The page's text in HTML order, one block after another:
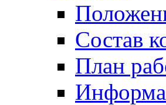
Состав
План